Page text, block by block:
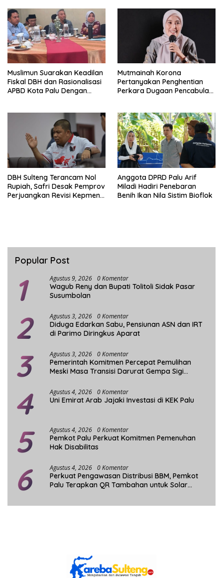
Muslimun Suarakan Keadilan
Fiskal DBH dan Rasionalisasi
APBD Kota Palu Dengan
Mutmainah Korona
Pertanyakan Penghentian
Perkara Dugaan Pencabulan
DBH Sulteng Terancam Nol
Rupiah, Safri Desak Pemprov
Perjuangkan Revisi Kepmen
Anggota DPRD Palu Arif
Miladi Hadiri Penebaran
Benih Ikan Nila Sistim Bioflok
Popular Post
1 Agustus 9, 2026 0 Komentar
Wagub Reny dan Bupati Tolitoli Sidak Pasar
Susumbolan
2 Agustus 3, 2026 0 Komentar
Diduga Edarkan Sabu, Pensiunan ASN dan IRT
di Parimo Diringkus Aparat
3 Agustus 3, 2026 0 Komentar
Pemerintah Komitmen Percepat Pemulihan
Meski Masa Transisi Darurat Gempa Sigi
4 Agustus 4, 2026 0 Komentar
Uni Emirat Arab Jajaki Investasi di KEK Palu
5 Agustus 4, 2026 0 Komentar
Pemkot Palu Perkuat Komitmen Pemenuhan
Hak Disabilitas
6 Agustus 4, 2026 0 Komentar
Perkuat Pengawasan Distribusi BBM, Pemkot
Palu Terapkan QR Tambahan untuk Solar